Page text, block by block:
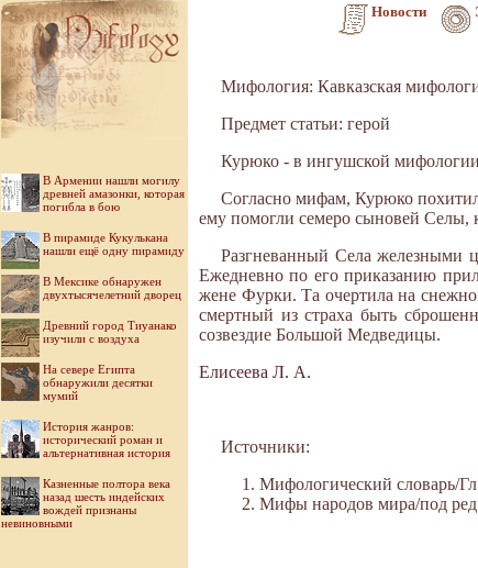
Новости
В Армении нашли могилу
древней амазонки, которая
погибла в бою
В пирамиде Кукулькана
нашли ещё одну пирамиду
В Мексике обнаружен
двухтысячелетний дворец
Древний город Тиуанако
изучили с воздуха
На севере Египта
обнаружили десятки
мумий
История жанров:
исторический роман и
альтернативная история
Казненные полтора века
назад шесть индейских
вождей признаны
невиновными
Мифология: Кавказская
Предмет статьи: герой
Курюко - в ингушской
Согласно мифам, Курюко
ему помогли семеро сыновей Селы,
Разгневанный Села железными
Ежедневно по его приказанию
жене Фурки. Та очертила на
смертный из страха быть
созвездие Большой Медведицы.
Елисеева Л. А.
Источники:
Мифологический словарь/
Мифы народов мира/под